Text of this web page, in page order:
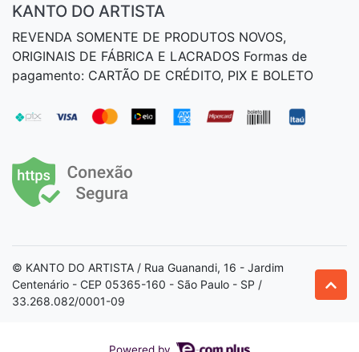
KANTO DO ARTISTA
REVENDA SOMENTE DE PRODUTOS NOVOS,
ORIGINAIS DE FÁBRICA E LACRADOS Formas de
pagamento: CARTÃO DE CRÉDITO, PIX E BOLETO
© KANTO DO ARTISTA / Rua Guanandi, 16 - Jardim
Centenário - CEP 05365-160 - São Paulo - SP /
33.268.082/0001-09